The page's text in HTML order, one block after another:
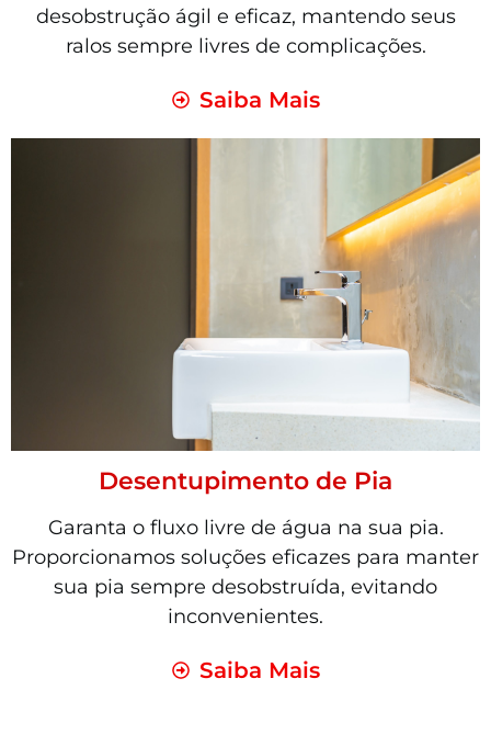
desobstrução ágil e eficaz, mantendo seus
ralos sempre livres de complicações.
Saiba Mais
Desentupimento de Pia
Garanta o fluxo livre de água na sua pia.
Proporcionamos soluções eficazes para manter
sua pia sempre desobstruída, evitando
inconvenientes.
Saiba Mais